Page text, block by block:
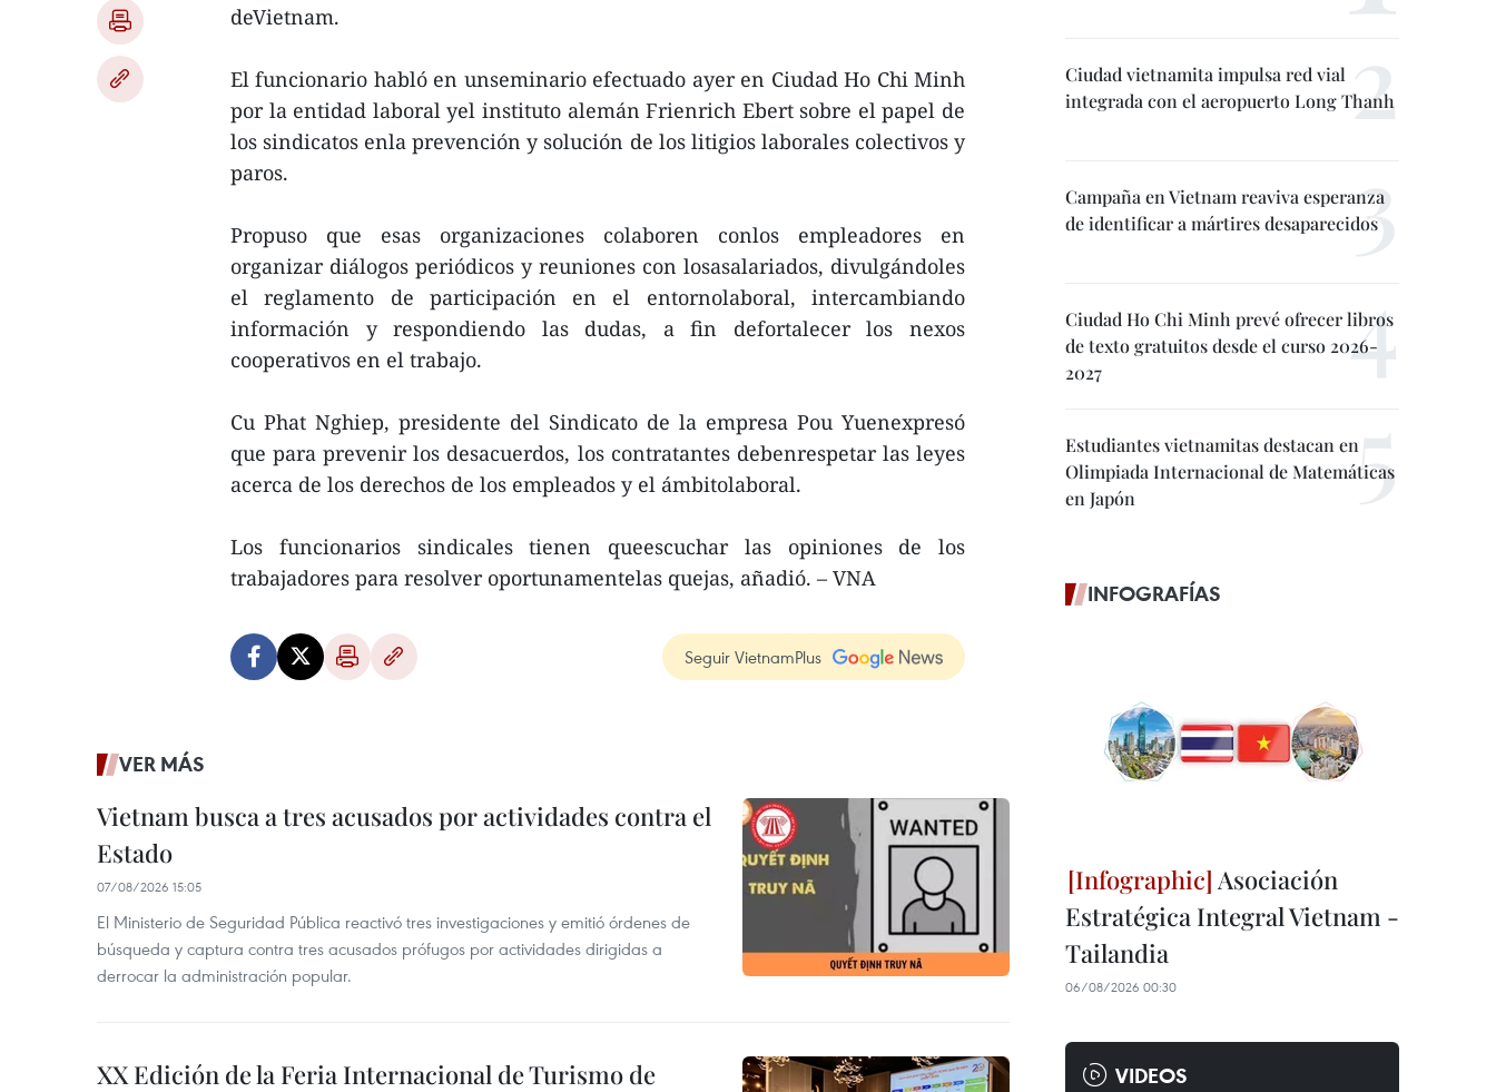
deVietnam.
El funcionario habló en unseminario efectuado ayer en Ciudad Ho Chi Minh
por la entidad laboral yel instituto alemán Frienrich Ebert sobre el papel de
los sindicatos enla prevención y solución de los litigios laborales colectivos y
paros.
Propuso que esas organizaciones colaboren conlos empleadores en
organizar diálogos periódicos y reuniones con losasalariados, divulgándoles
el reglamento de participación en el entornolaboral, intercambiando
información y respondiendo las dudas, a fin defortalecer los nexos
cooperativos en el trabajo.
Cu Phat Nghiep, presidente del Sindicato de la empresa Pou Yuenexpresó
que para prevenir los desacuerdos, los contratantes debenrespetar las leyes
acerca de los derechos de los empleados y el ámbitolaboral.
Los funcionarios sindicales tienen queescuchar las opiniones de los
trabajadores para resolver oportunamentelas quejas, añadió. – VNA
Seguir VietnamPlus
VER MÁS
Vietnam busca a tres acusados por actividades contra el
Estado
07/08/2026 15:05
El Ministerio de Seguridad Pública reactivó tres investigaciones y emitió órdenes de
búsqueda y captura contra tres acusados prófugos por actividades dirigidas a
derrocar la administración popular.
XX Edición de la Feria Internacional de Turismo de
Ciudad vietnamita impulsa red vial
integrada con el aeropuerto Long Thanh
Campaña en Vietnam reaviva esperanza
de identificar a mártires desaparecidos
Ciudad Ho Chi Minh prevé ofrecer libros
de texto gratuitos desde el curso 2026-
2027
Estudiantes vietnamitas destacan en
Olimpiada Internacional de Matemáticas
en Japón
INFOGRAFÍAS
Asociación
Estratégica Integral Vietnam -
Tailandia
06/08/2026 00:30
VIDEOS